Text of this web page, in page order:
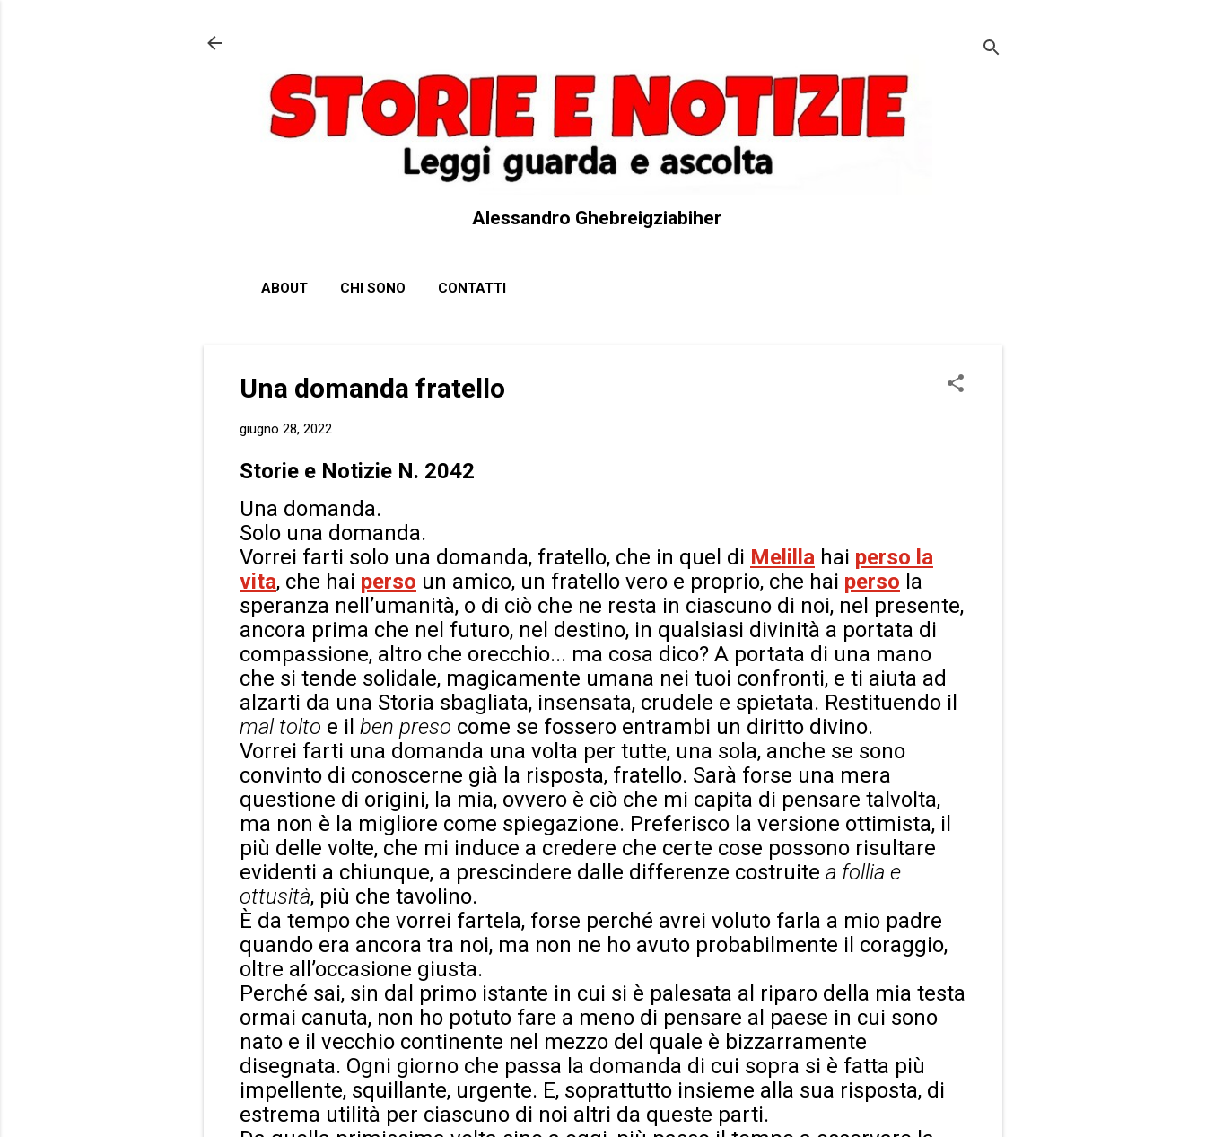
Alessandro Ghebreigziabiher
ABOUT CHI SONO CONTATTI
Una domanda fratello
giugno 28, 2022
Storie e Notizie N. 2042
Una domanda.
Solo una domanda.
Vorrei farti solo una domanda, fratello, che in quel di Melilla hai perso la
vita, che hai perso un amico, un fratello vero e proprio, che hai perso la
speranza nell’umanità, o di ciò che ne resta in ciascuno di noi, nel presente,
ancora prima che nel futuro, nel destino, in qualsiasi divinità a portata di
compassione, altro che orecchio... ma cosa dico? A portata di una mano
che si tende solidale, magicamente umana nei tuoi confronti, e ti aiuta ad
alzarti da una Storia sbagliata, insensata, crudele e spietata. Restituendo il
mal tolto e il ben preso come se fossero entrambi un diritto divino.
Vorrei farti una domanda una volta per tutte, una sola, anche se sono
convinto di conoscerne già la risposta, fratello. Sarà forse una mera
questione di origini, la mia, ovvero è ciò che mi capita di pensare talvolta,
ma non è la migliore come spiegazione. Preferisco la versione ottimista, il
più delle volte, che mi induce a credere che certe cose possono risultare
evidenti a chiunque, a prescindere dalle differenze costruite a follia e
ottusità, più che tavolino.
È da tempo che vorrei fartela, forse perché avrei voluto farla a mio padre
quando era ancora tra noi, ma non ne ho avuto probabilmente il coraggio,
oltre all’occasione giusta.
Perché sai, sin dal primo istante in cui si è palesata al riparo della mia testa
ormai canuta, non ho potuto fare a meno di pensare al paese in cui sono
nato e il vecchio continente nel mezzo del quale è bizzarramente
disegnata. Ogni giorno che passa la domanda di cui sopra si è fatta più
impellente, squillante, urgente. E, soprattutto insieme alla sua risposta, di
estrema utilità per ciascuno di noi altri da queste parti.